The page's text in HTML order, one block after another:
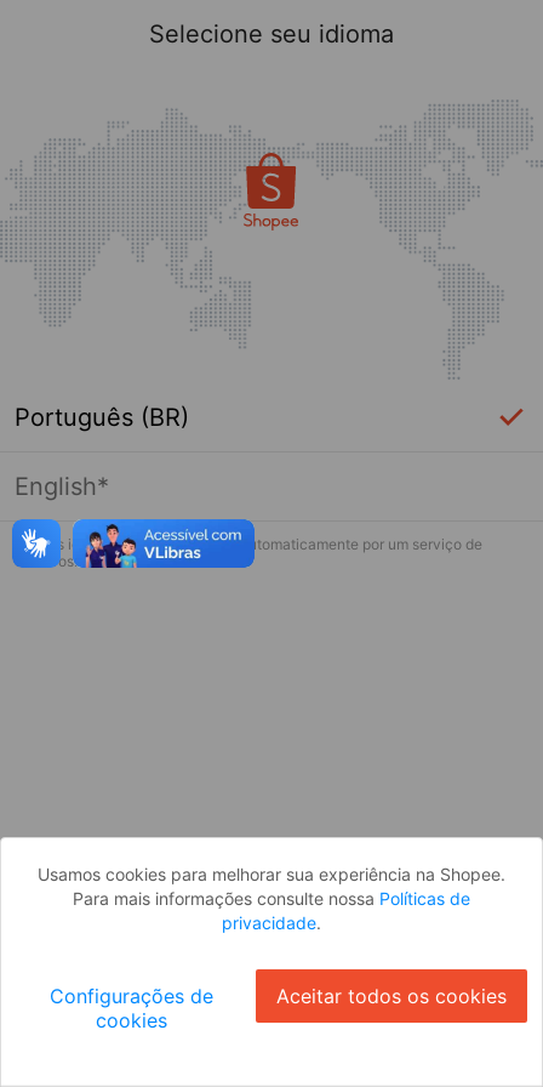
Página indisponível
Desculpe, algo deu errado. Faça login
Selecione seu idioma
Português (BR)
English*
* Esses idiomas serão traduzidos automaticamente por um serviço de
terceiros.
Usamos cookies para melhorar sua experiência na Shopee.
Para mais informações consulte nossa Políticas de
privacidade.
Configurações de
cookies
Aceitar todos os cookies